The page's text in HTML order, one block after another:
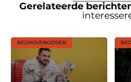
Gerelateerde
BEDRIJVENGIDSEN